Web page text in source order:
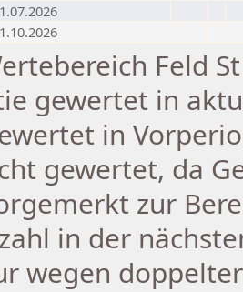
Feld
gewertet in
in
gewertet, da
zur
in der
wegen